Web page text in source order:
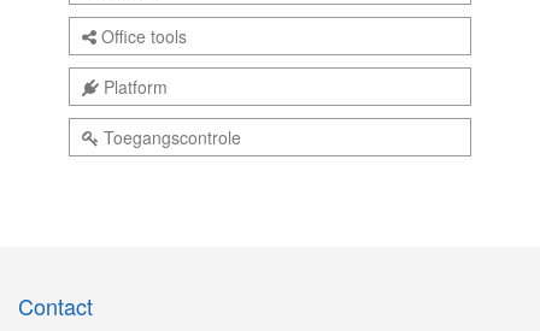
Office tools
Platform
Toegangscontrole
Contact